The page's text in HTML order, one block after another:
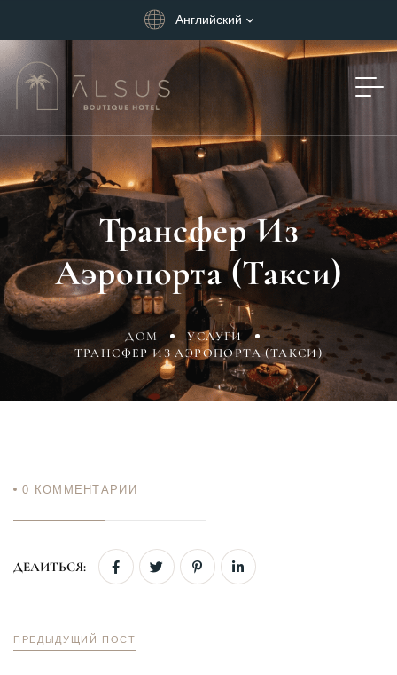
Английский
Трансфер Из
Аэропорта (такси)
ДОМ
УСЛУГИ
ТРАНСФЕР ИЗ АЭРОПОРТА (ТАКСИ)
0 КОММЕНТАРИИ
ДЕЛИТЬСЯ:
ПРЕДЫДУЩИЙ ПОСТ